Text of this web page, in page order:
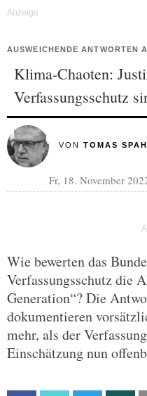
AUSWEICHENDE ANTWORTEN
Klima-Chaoten:
Verfassungsschutz
VON TOMAS
Fr, 18. November
Wie bewerten das
Verfassungsschutz die
Generation“? Die
dokumentieren
mehr, als der
Einschätzung nun